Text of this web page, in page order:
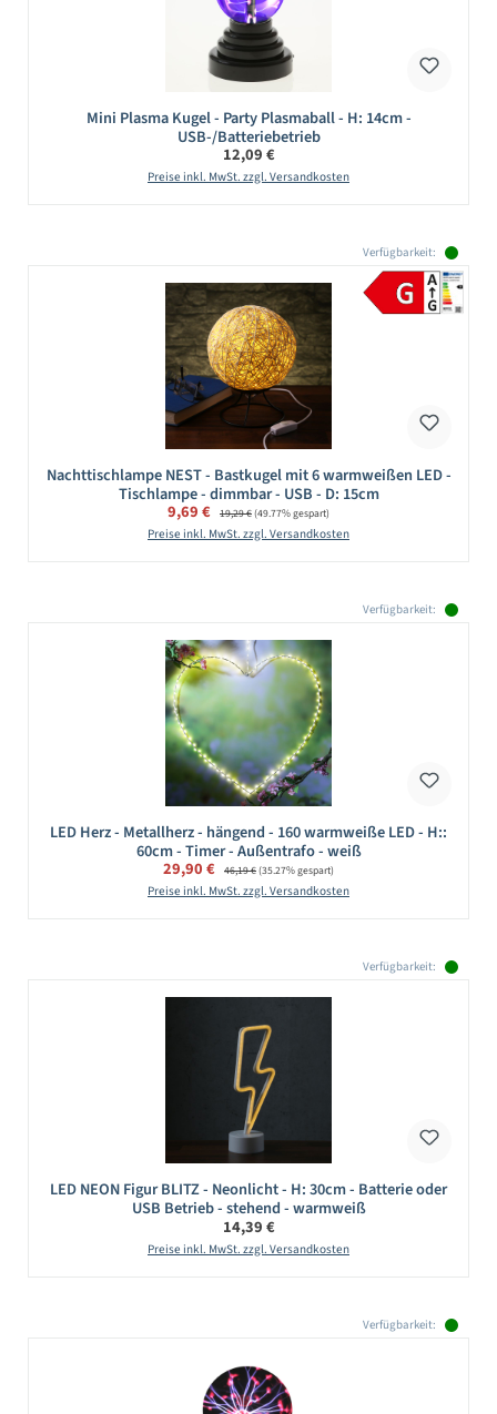
Mini Plasma Kugel - Party Plasmaball - H: 14cm -
USB-/Batteriebetrieb
Regulärer Preis:
12,09 €
Preise inkl. MwSt. zzgl. Versandkosten
Verfügbarkeit:
Nachttischlampe NEST - Bastkugel mit 6 warmweißen LED -
Tischlampe - dimmbar - USB - D: 15cm
Verkaufspreis:
9,69 € Regulärer Preis:
19,29 €(49.77% gespart)
Preise inkl. MwSt. zzgl. Versandkosten
Verfügbarkeit:
LED Herz - Metallherz - hängend - 160 warmweiße LED - H::
60cm - Timer - Außentrafo - weiß
Verkaufspreis:
29,90 € Regulärer Preis:
46,19 €(35.27% gespart)
Preise inkl. MwSt. zzgl. Versandkosten
Verfügbarkeit:
LED NEON Figur BLITZ - Neonlicht - H: 30cm - Batterie oder
USB Betrieb - stehend - warmweiß
Regulärer Preis:
14,39 €
Preise inkl. MwSt. zzgl. Versandkosten
Verfügbarkeit: